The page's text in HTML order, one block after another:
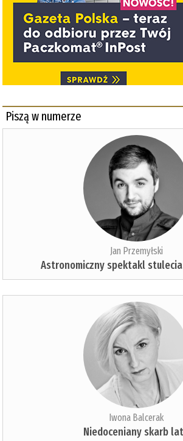
Piszą w numerze
Jan Przemyłski
Astronomiczny spektakl
Iwona Balcerak
Niedoceniany skarb